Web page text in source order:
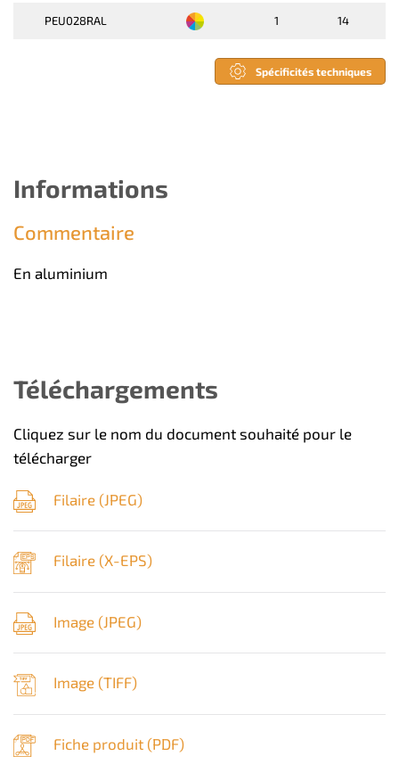
PEU028RAL 1 14
Spécificités techniques
Informations
Commentaire
En aluminium
Téléchargements
Cliquez sur le nom du document souhaité pour le
télécharger
Filaire (JPEG)
Filaire (X-EPS)
Image (JPEG)
Image (TIFF)
Fiche produit (PDF)